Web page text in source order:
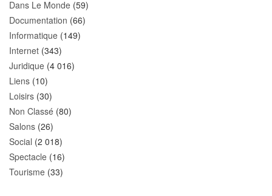
Dans Le Monde (59)
Documentation (66)
Informatique (149)
Internet (343)
Juridique (4 016)
Liens (10)
Loisirs (30)
Non Classé (80)
Salons (26)
Social (2 018)
Spectacle (16)
Tourisme (33)